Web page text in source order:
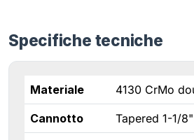
Specifiche tecniche
Materiale 4130 CrMo
Cannotto Tapered 1-1/